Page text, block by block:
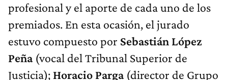
profesional y el aporte de cada uno de los
premiados. En esta ocasión, el jurado
estuvo compuesto por Sebastián López
Peña(vocal del Tribunal Superior de
Justicia); Horacio Parga(director de Grupo